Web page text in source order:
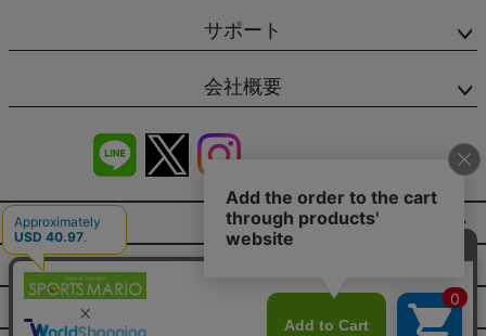
サポート
会社概要
商品レビュー
会社概要（HP）